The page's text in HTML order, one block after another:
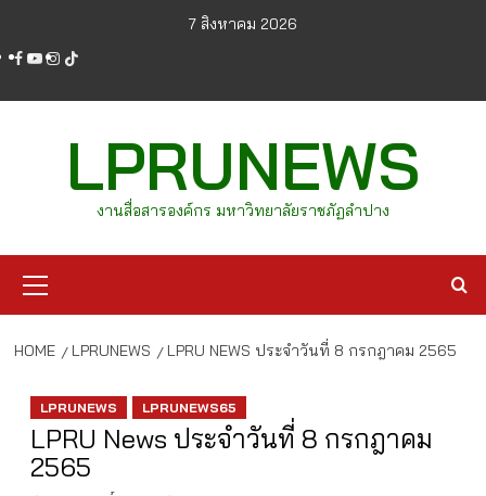
content
7 สิงหาคม 2026
facebook
youtube
instagram
tiktok
LPRUNEWS
งานสื่อสารองค์กร มหาวิทยาลัยราชภัฏลำปาง
Menu
HOME LPRUNEWS LPRU NEWS ประจำวันที่ 8 กรกฎาคม 2565
LPRUNEWS LPRUNEWS65
LPRU News ประจำวันที่ 8 กรกฎาคม
2565